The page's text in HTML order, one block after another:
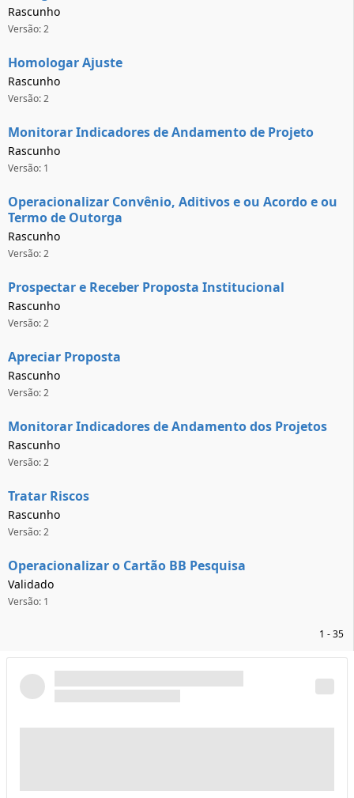
Rascunho
Versão: 2
Homologar Ajuste
Rascunho
Versão: 2
Monitorar Indicadores de Andamento de Projeto
Rascunho
Versão: 1
Operacionalizar Convênio, Aditivos e ou Acordo e ou
Termo de Outorga
Rascunho
Versão: 2
Prospectar e Receber Proposta Institucional
Rascunho
Versão: 2
Apreciar Proposta
Rascunho
Versão: 2
Monitorar Indicadores de Andamento dos Projetos
Rascunho
Versão: 2
Tratar Riscos
Rascunho
Versão: 2
Operacionalizar o Cartão BB Pesquisa
Validado
Versão: 1
1 - 35